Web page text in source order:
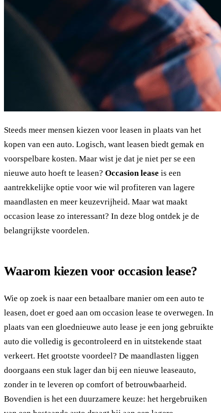
Steeds meer mensen kiezen voor leasen in plaats van het
kopen van een auto. Logisch, want leasen biedt gemak en
voorspelbare kosten. Maar wist je dat je niet per se een
nieuwe auto hoeft te leasen? Occasion lease is een
aantrekkelijke optie voor wie wil profiteren van lagere
maandlasten en meer keuzevrijheid. Maar wat maakt
occasion lease zo interessant? In deze blog ontdek je de
belangrijkste voordelen.
Waarom kiezen voor occasion lease?
Wie op zoek is naar een betaalbare manier om een auto te
leasen, doet er goed aan om occasion lease te overwegen. In
plaats van een gloednieuwe auto lease je een jong gebruikte
auto die volledig is gecontroleerd en in uitstekende staat
verkeert. Het grootste voordeel? De maandlasten liggen
doorgaans een stuk lager dan bij een nieuwe leaseauto,
zonder in te leveren op comfort of betrouwbaarheid.
Bovendien is het een duurzamere keuze: het hergebruiken